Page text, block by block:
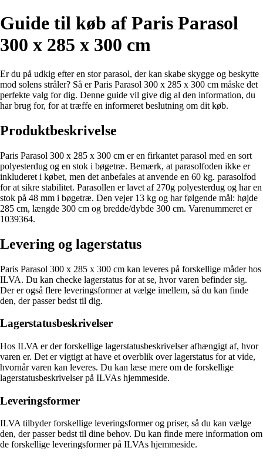
Guide til køb af Paris Parasol
300 x 285 x 300 cm
Er du på udkig efter en stor parasol, der kan skabe skygge og beskytte
mod solens stråler? Så er Paris Parasol 300 x 285 x 300 cm måske det
perfekte valg for dig. Denne guide vil give dig al den information, du
har brug for, for at træffe en informeret beslutning om dit køb.
Produktbeskrivelse
Paris Parasol 300 x 285 x 300 cm er en firkantet parasol med en sort
polyesterdug og en stok i bøgetræ. Bemærk, at parasolfoden ikke er
inkluderet i købet, men det anbefales at anvende en 60 kg. parasolfod
for at sikre stabilitet. Parasollen er lavet af 270g polyesterdug og har en
stok på 48 mm i bøgetræ. Den vejer 13 kg og har følgende mål: højde
285 cm, længde 300 cm og bredde/dybde 300 cm. Varenummeret er
1039364.
Levering og lagerstatus
Paris Parasol 300 x 285 x 300 cm kan leveres på forskellige måder hos
ILVA. Du kan checke lagerstatus for at se, hvor varen befinder sig.
Der er også flere leveringsformer at vælge imellem, så du kan finde
den, der passer bedst til dig.
Lagerstatusbeskrivelser
Hos ILVA er der forskellige lagerstatusbeskrivelser afhængigt af, hvor
varen er. Det er vigtigt at have et overblik over lagerstatus for at vide,
hvornår varen kan leveres. Du kan læse mere om de forskellige
lagerstatusbeskrivelser på ILVAs hjemmeside.
Leveringsformer
ILVA tilbyder forskellige leveringsformer og priser, så du kan vælge
den, der passer bedst til dine behov. Du kan finde mere information om
de forskellige leveringsformer på ILVAs hjemmeside.